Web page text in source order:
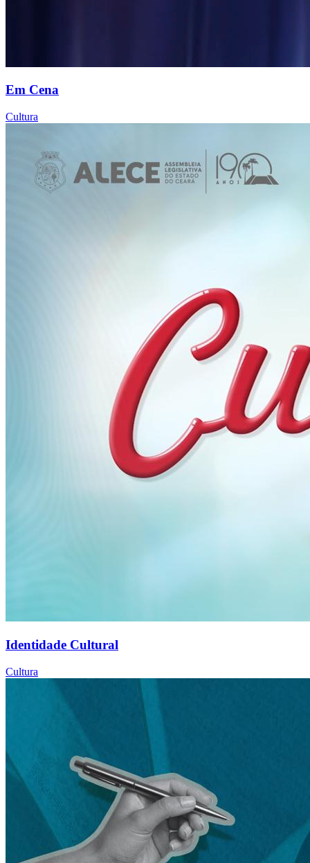
Em Cena
Cultura
Identidade Cultural
Cultura